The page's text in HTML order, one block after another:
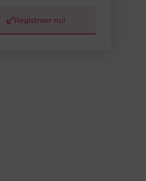
Registreer nu!